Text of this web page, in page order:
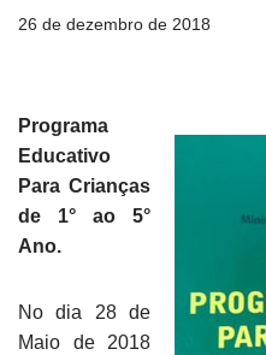
26 de dezembro de 2018
Programa
Educativo
Para Crianças
de 1° ao 5°
Ano.
No dia 28 de
Maio de 2018